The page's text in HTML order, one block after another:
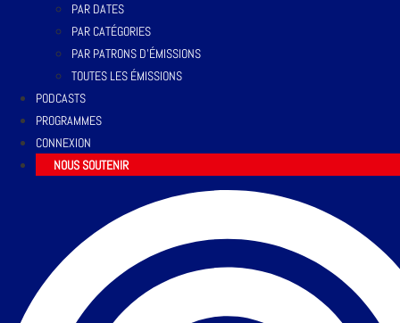
PAR DATES
PAR CATÉGORIES
PAR PATRONS D’ÉMISSIONS
TOUTES LES ÉMISSIONS
PODCASTS
PROGRAMMES
CONNEXION
NOUS SOUTENIR